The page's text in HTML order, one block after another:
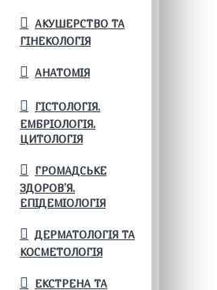
АКУШЕРСТВО ТА
ГІНЕКОЛОГІЯ
АНАТОМІЯ
ГІСТОЛОГІЯ.
ЕМБРІОЛОГІЯ.
ЦИТОЛОГІЯ
ГРОМАДСЬКЕ
ЗДОРОВ’Я.
ЕПІДЕМІОЛОГІЯ
ДЕРМАТОЛОГІЯ ТА
КОСМЕТОЛОГІЯ
ЕКСТРЕНА ТА